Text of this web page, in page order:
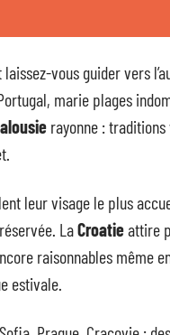
vous guider vers
marie plages
rayonne :
leur visage le plus
LaCroatieattire
raisonnables même
estivale.